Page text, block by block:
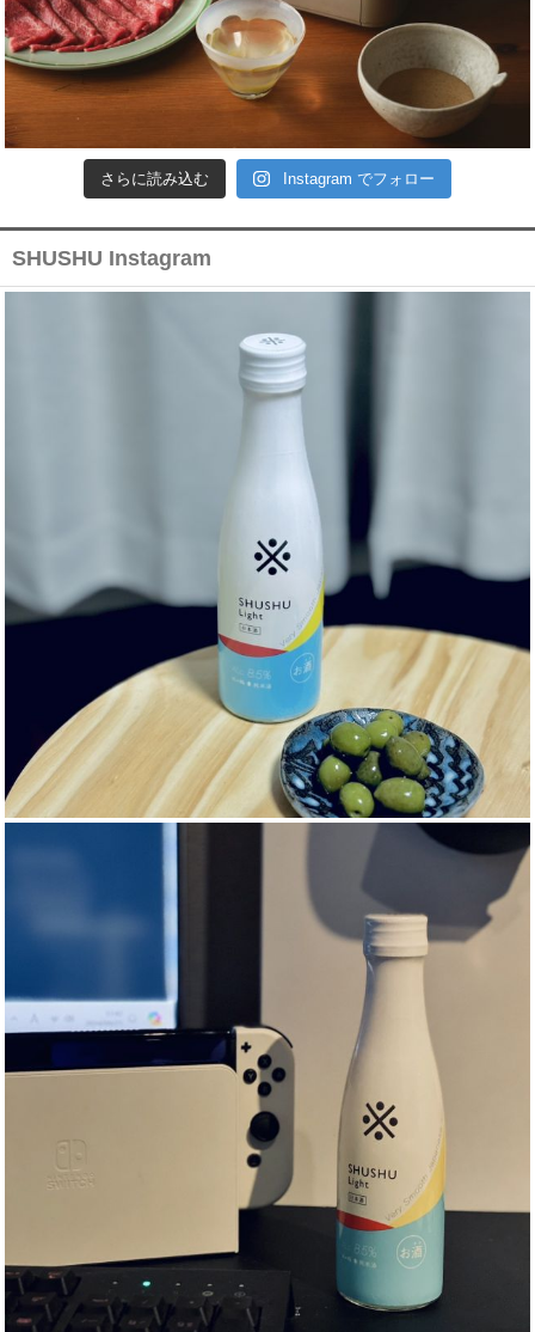
さらに読み込む Instagram でフォロー
SHUSHU Instagram